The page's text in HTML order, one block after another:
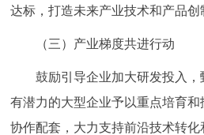
达标，打造未来产业技术和产品创
（三）产业梯度共进行动
鼓励引导企业加大研发投入，
有潜力的大型企业予以重点培育
协作配套，大力支持前沿技术转